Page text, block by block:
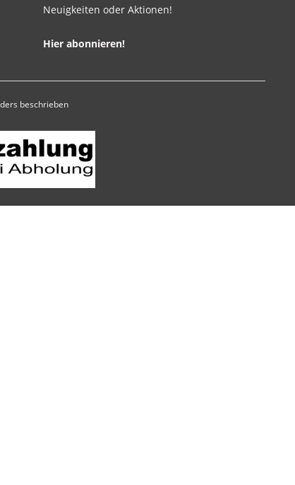
Neuigkeiten oder Aktionen!
Hier abonnieren!
beschrieben